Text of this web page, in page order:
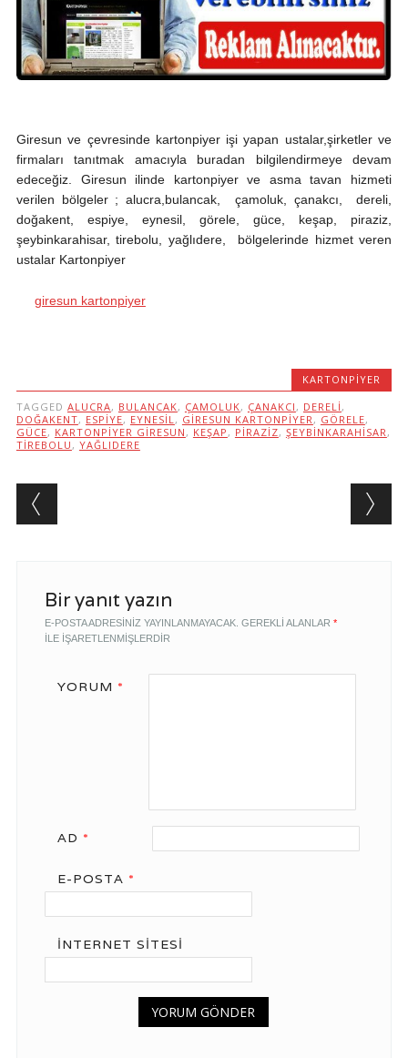
Giresun ve çevresinde kartonpiyer işi yapan ustalar,şirketler ve
firmaları tanıtmak amacıyla buradan bilgilendirmeye devam
edeceğiz. Giresun ilinde kartonpiyer ve asma tavan hizmeti
verilen bölgeler ; alucra,bulancak, çamoluk, çanakcı, dereli,
doğakent, espiye, eynesil, görele, güce, keşap, piraziz,
şeybinkarahisar, tirebolu, yağlıdere, bölgelerinde hizmet veren
ustalar Kartonpiyer
giresun kartonpiyer
KARTONPIYER
TAGGED ALUCRA, BULANCAK, ÇAMOLUK, ÇANAKCI , DERELI ,
DOĞAKENT, ESPIYE, EYNESIL , GIRESUN KARTONPIYER , GÖRELE,
GÜCE, KARTONPIYER GIRESUN , KEŞAP , PIRAZIZ, ŞEYBINKARAHISAR ,
TIREBOLU , YAĞLIDERE
Post navigation
Bir yanıt yazın
E-POSTA ADRESINIZ YAYINLANMAYACAK. GEREKLI ALANLAR *
ILE IŞARETLENMIŞLERDIR
YORUM *
AD *
E-POSTA *
İNTERNET SITESI